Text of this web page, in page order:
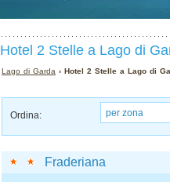
Hotel 2 Stelle a Lago di
Lago di Garda › Hotel 2 Stelle a Lago di
Ordina: per zona
Fraderiana